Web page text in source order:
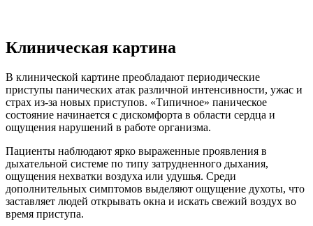
Клиническая картина
В клинической картине преобладают периодические
приступы панических атак различной интенсивности, ужас и
страх из-за новых приступов. «Типичное» паническое
состояние начинается с дискомфорта в области сердца и
ощущения нарушений в работе организма.
Пациенты наблюдают ярко выраженные проявления в
дыхательной системе по типу затрудненного дыхания,
ощущения нехватки воздуха или удушья. Среди
дополнительных симптомов выделяют ощущение духоты, что
заставляет людей открывать окна и искать свежий воздух во
время приступа.